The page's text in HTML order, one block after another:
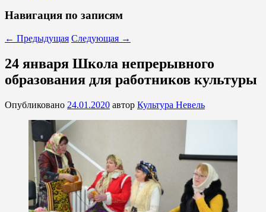
Навигация по записям
← Предыдущая Следующая →
24 января Школа непрерывного
образования для работников культуры
Опубликовано 24.01.2020 автор Культура Невель